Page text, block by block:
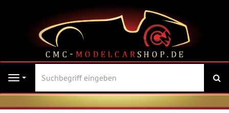
Navigation